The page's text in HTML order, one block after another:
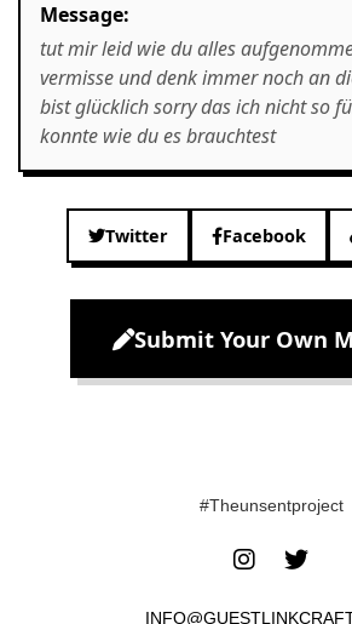
Message:
tut mir leid wie du alles
vermisse und denk immer noch an
bist glücklich sorry das ich nicht so
konnte wie du es brauchtest
Twitter Facebook
Submit Your Own
#Theunsentproject